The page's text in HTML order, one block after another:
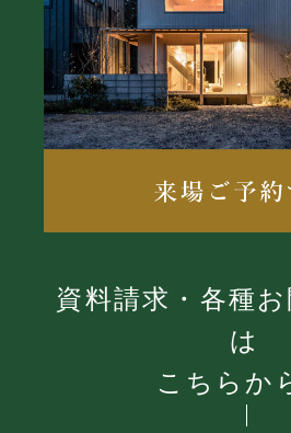
資料請求・各種
は
こちらか